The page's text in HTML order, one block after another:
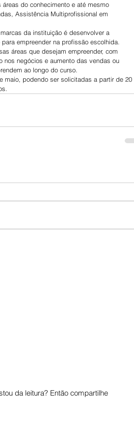
do conhecimento e até mesmo
Assistência Multiprofissional em
da instituição é desenvolver a
empreender na profissão escolhida.
áreas que desejam empreender, com
nos negócios e aumento das vendas ou
ao longo do curso.
maio, podendo ser solicitadas a partir de 20
da leitura? Então compartilhe